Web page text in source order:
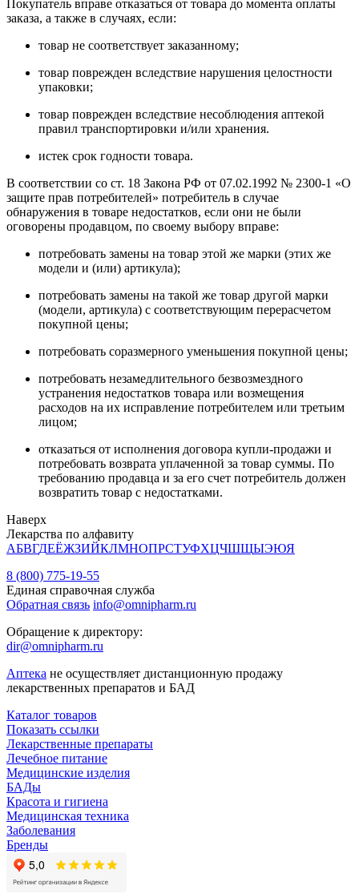
Покупатель вправе отказаться от товара до момента оплаты
заказа, а также в случаях, если:
товар не соответствует заказанному;
товар поврежден вследствие нарушения целостности
упаковки;
товар поврежден вследствие несоблюдения аптекой
правил транспортировки и/или хранения.
истек срок годности товара.
В соответствии со ст. 18 Закона РФ от 07.02.1992 № 2300-1 «О
защите прав потребителей» потребитель в случае
обнаружения в товаре недостатков, если они не были
оговорены продавцом, по своему выбору вправе:
потребовать замены на товар этой же марки (этих же
модели и (или) артикула);
потребовать замены на такой же товар другой марки
(модели, артикула) с соответствующим перерасчетом
покупной цены;
потребовать соразмерного уменьшения покупной цены;
потребовать незамедлительного безвозмездного
устранения недостатков товара или возмещения
расходов на их исправление потребителем или третьим
лицом;
отказаться от исполнения договора купли-продажи и
потребовать возврата уплаченной за товар суммы. По
требованию продавца и за его счет потребитель должен
возвратить товар с недостатками.
Наверх
Лекарства по алфавиту
АБВГДЕЁЖЗИЙКЛМНОПРСТУФХЦЧШЩЫЭЮЯ
8 (800) 775-19-55
Единая справочная служба
Обратная связь info@omnipharm.ru
Обращение к директору:
dir@omnipharm.ru
Аптека не осуществляет дистанционную продажу
лекарственных препаратов и БАД
Каталог товаров
Показать ссылки
Лекарственные препараты
Лечебное питание
Медицинские изделия
БАДы
Красота и гигиена
Медицинская техника
Заболевания
Бренды